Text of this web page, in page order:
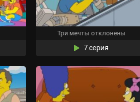
Три мечты отклонены
7 серия